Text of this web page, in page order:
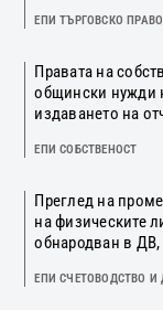
ЕПИ ТЪРГОВСКО
Правата на
общински нужди
издаването на
ЕПИ СОБСТВЕНОСТ
Преглед на
на физическите
обнародван в ДВ,
ЕПИ СЧЕТОВОДСТВО И